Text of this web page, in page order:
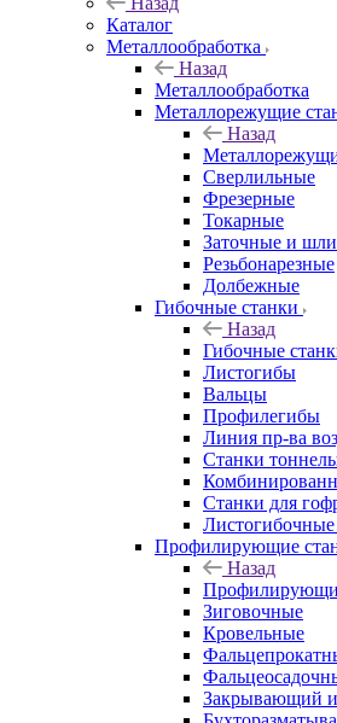
Каталог
Металлообработка
Назад
Металлообработка
Металлорежущие
Назад
Сверлильные
Фрезерные
Токарные
Заточные и
Резьбонарезные
Долбежные
Гибочные станки
Назад
Гибочные
Листогибы
Вальцы
Профилегибы
Линия пр-ва
Станки
Станки для
Профилирующие
Назад
Зиговочные
Кровельные
Закрывающий